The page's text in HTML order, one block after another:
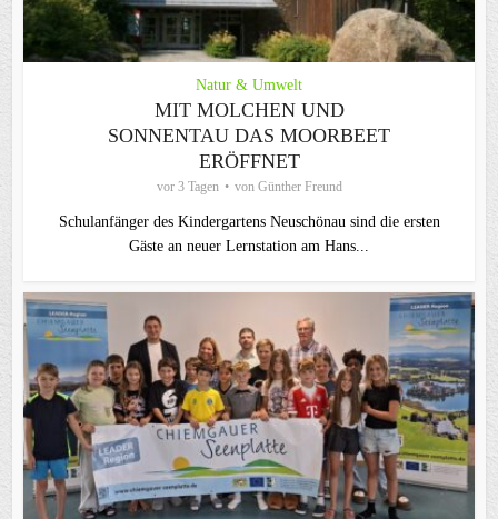
Natur & Umwelt
MIT MOLCHEN UND
SONNENTAU DAS MOORBEET
ERÖFFNET
vor 3 Tagen von Günther Freund
Schulanfänger des Kindergartens Neuschönau sind die ersten
Gäste an neuer Lernstation am Hans...